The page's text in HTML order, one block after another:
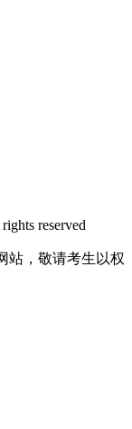
reserved
站，敬请考生以权